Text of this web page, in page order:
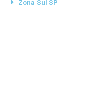
Zona Sul SP